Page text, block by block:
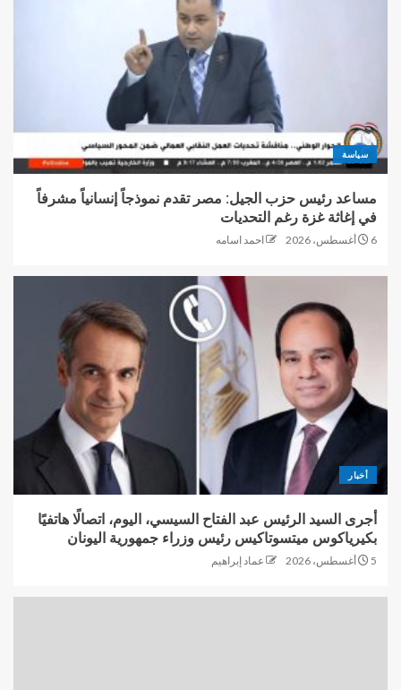
سياسة
مساعد رئيس حزب الجيل: مصر تقدم نموذجاً إنسانياً مشرفاً
في إغاثة غزة رغم التحديات
6 أغسطس، 2026 احمد اسامه
أخبار
أجرى السيد الرئيس عبد الفتاح السيسي، اليوم، اتصالًا هاتفيًا
بكيرياكوس ميتسوتاكيس رئيس وزراء جمهورية اليونان
5 أغسطس، 2026 عماد إبراهيم